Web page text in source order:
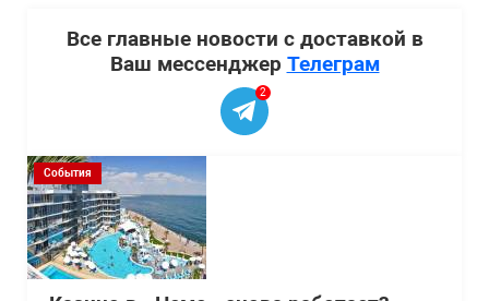
Все главные новости с доставкой в
Ваш мессенджер Телеграм
2
События